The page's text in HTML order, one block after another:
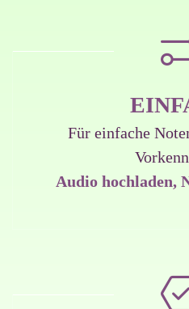
Für einfache
Audio hochladen,